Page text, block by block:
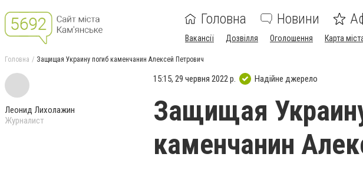
Головна Новини
Вакансії Дозвілля Оголошення Карта
Головна Защищая Украину погиб каменчанин Алексей Петрович
Леонид Лихолажин
Журналист
15:15, 29 червня 2022 р. Надійне джерело
Защищая
каменчанин